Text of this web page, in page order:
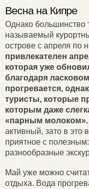
Весна на Кипре
Однако большинство
называемый
острове с апреля по
привлекателен
которая уже
благодаря
прогревается,
туристы, которые
которым даже
«парным молоком».
активный, зато в это
приятное с
разнообразные
Май уже можно
отдыха. Вода